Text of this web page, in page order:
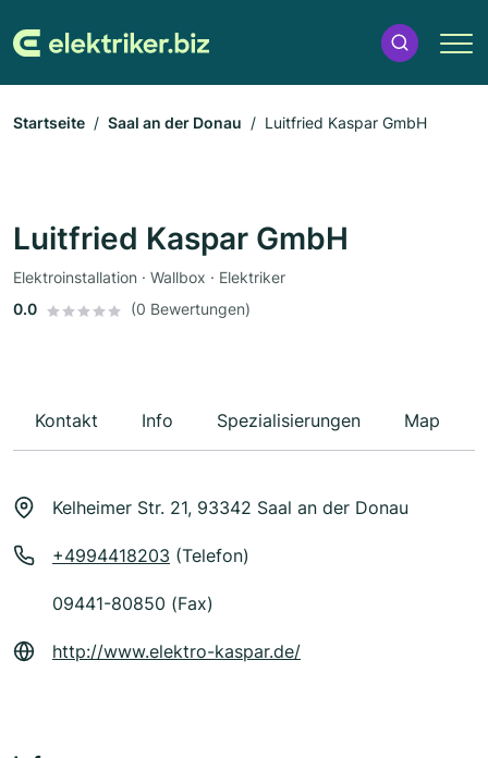
Startseite Saal an der Donau Luitfried Kaspar GmbH
Luitfried Kaspar GmbH
Elektroinstallation · Wallbox · Elektriker
0.0
(0 Bewertungen)
Kontakt Info Spezialisierungen Map
Kelheimer Str. 21, 93342 Saal an der Donau
+4994418203 (Telefon)
09441-80850 (Fax)
http://www.elektro-kaspar.de/